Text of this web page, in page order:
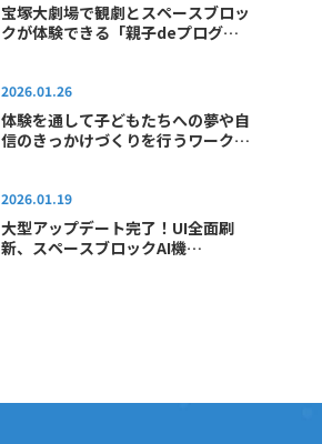
宝塚大劇場で観劇とスペースブロッ
クが体験できる「親子deプログラ
2026.01.26
体験を通して子どもたちへの夢や自
信のきっかけづくりを行うワークシ
2026.01.19
大型アップデート完了！UI全面刷
新、スペースブロックAI機